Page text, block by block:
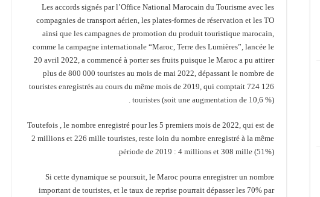
Les accords signés par l’Office National Marocain du Tourisme avec les
compagnies de transport aérien, les plates-formes de réservation et les TO
ainsi que les campagnes de promotion du produit touristique marocain,
comme la campagne internationale “Maroc, Terre des Lumières”, lancée le
20 avril 2022, a commencé à porter ses fruits puisque le Maroc a pu attirer
plus de 800 000 touristes au mois de mai 2022, dépassant le nombre de
touristes enregistrés au cours du même mois de 2019, qui comptait 724 126
touristes (soit une augmentation de 10,6 %) .
Toutefois , le nombre enregistré pour les 5 premiers mois de 2022, qui est de
2 millions et 226 mille touristes, reste loin du nombre enregistré à la même
période de 2019 : 4 millions et 308 mille (51%).
Si cette dynamique se poursuit, le Maroc pourra enregistrer un nombre
important de touristes, et le taux de reprise pourrait dépasser les 70% par